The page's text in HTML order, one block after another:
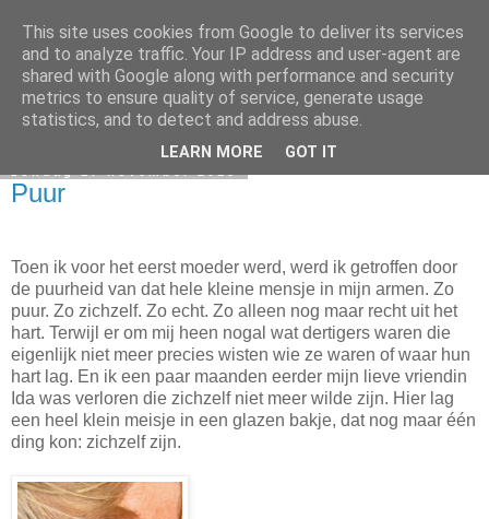
Elsbeth Teeling
Puur
Toen ik voor het eerst moeder werd, werd ik getroffen door
de puurheid van dat hele kleine mensje in mijn armen. Zo
puur. Zo zichzelf. Zo echt. Zo alleen nog maar recht uit het
hart. Terwijl er om mij heen nogal wat dertigers waren die
eigenlijk niet meer precies wisten wie ze waren of waar hun
hart lag. En ik een paar maanden eerder mijn lieve vriendin
Ida was verloren die zichzelf niet meer wilde zijn. Hier lag
een heel klein meisje in een glazen bakje, dat nog maar één
ding kon: zichzelf zijn.
This site uses cookies from Google to deliver its services
and to analyze traffic. Your IP address and user-agent are
shared with Google along with performance and security
metrics to ensure quality of service, generate usage
statistics, and to detect and address abuse.
LEARN MORE GOT IT